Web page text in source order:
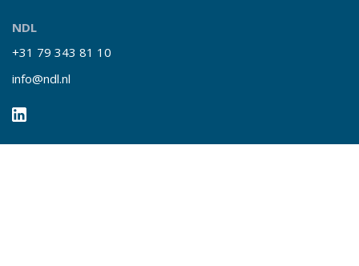
NDL
+31 79 343 81 10
info@ndl.nl